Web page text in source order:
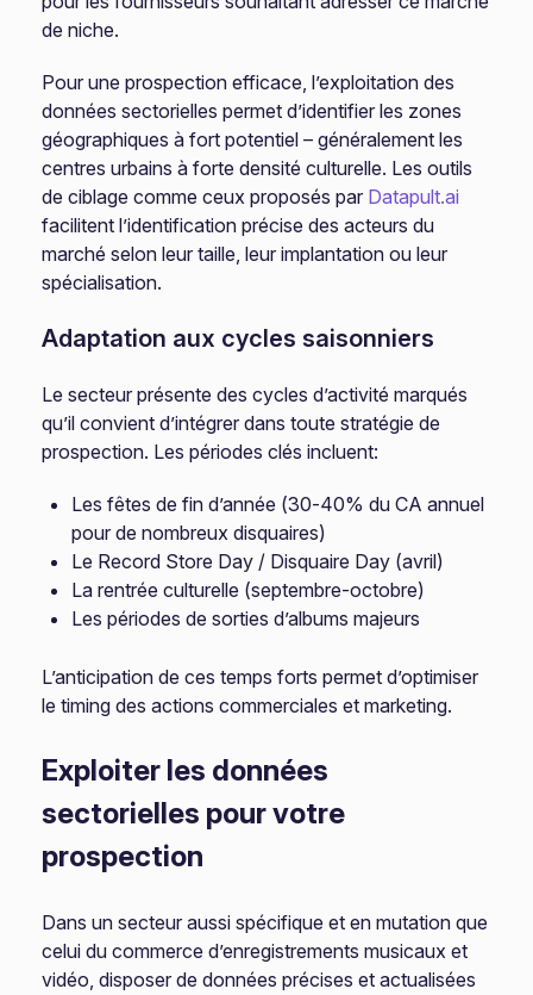
de niche.
Pour une prospection efficace, l’exploitation des
données sectorielles permet d’identifier les zones
géographiques à fort potentiel – généralement les
centres urbains à forte densité culturelle. Les outils
de ciblage comme ceux proposés par Datapult.ai
facilitent l’identification précise des acteurs du
marché selon leur taille, leur implantation ou leur
spécialisation.
Adaptation aux cycles saisonniers
Le secteur présente des cycles d’activité marqués
qu’il convient d’intégrer dans toute stratégie de
prospection. Les périodes clés incluent:
Les fêtes de fin d’année (30-40% du CA annuel
pour de nombreux disquaires)
Le Record Store Day / Disquaire Day (avril)
La rentrée culturelle (septembre-octobre)
Les périodes de sorties d’albums majeurs
L’anticipation de ces temps forts permet d’optimiser
le timing des actions commerciales et marketing.
Exploiter les données
sectorielles pour votre
prospection
Dans un secteur aussi spécifique et en mutation que
celui du commerce d’enregistrements musicaux et
vidéo, disposer de données précises et actualisées